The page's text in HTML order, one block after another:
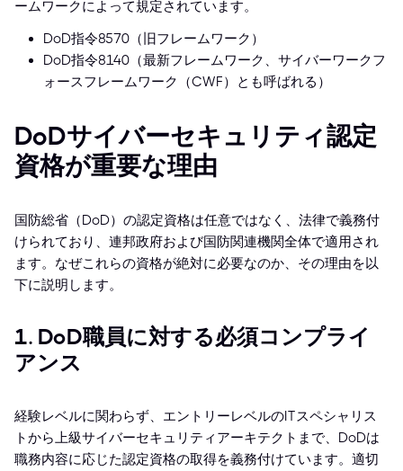
ームワークによって規定されています。
DoD指令8570（旧フレームワーク）
DoD指令8140（最新フレームワーク、サイバーワークフ
ォースフレームワーク（CWF）とも呼ばれる）
DoDサイバーセキュリティ認定
資格が重要な理由
国防総省（DoD）の認定資格は任意ではなく、法律で義務付
けられており、連邦政府および国防関連機関全体で適用され
ます。なぜこれらの資格が絶対に必要なのか、その理由を以
下に説明します。
1. DoD職員に対する必須コンプライ
アンス
経験レベルに関わらず、エントリーレベルのITスペシャリス
トから上級サイバーセキュリティアーキテクトまで、DoDは
職務内容に応じた認定資格の取得を義務付けています。適切